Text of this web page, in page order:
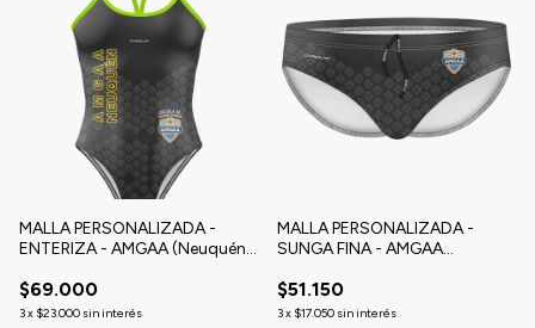
MALLA PERSONALIZADA -
ENTERIZA - AMGAA (Neuquén)
$69.000
3x $23.000 sin interés
MALLA PERSONALIZADA -
SUNGA FINA - AMGAA
guardavidas
$51.150
3x $17.050 sin interés